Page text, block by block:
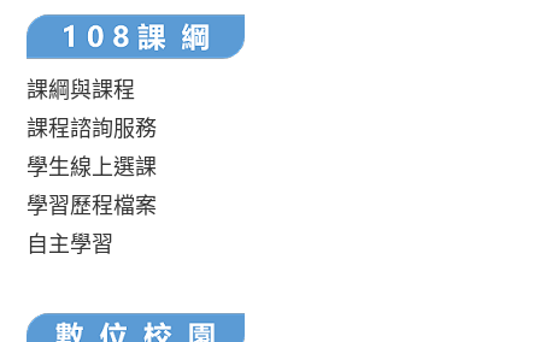
課綱與課程
課程諮詢服務
學生線上選課
學習歷程檔案
自主學習